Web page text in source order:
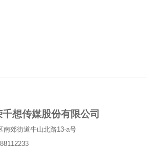
想传媒股份有限公司
南郊街道牛山北路13-a号